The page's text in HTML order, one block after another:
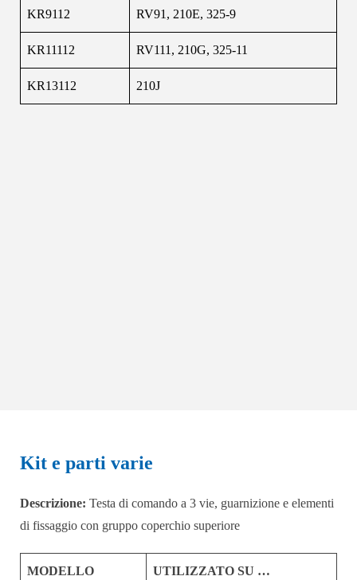
KR9112 RV91, 210E, 325-9
KR11112 RV111, 210G, 325-11
KR13112 210J
Kit e parti varie
Descrizione: Testa di comando a 3 vie, guarnizione e elementi
di fissaggio con gruppo coperchio superiore
MODELLO UTILIZZATO SU …